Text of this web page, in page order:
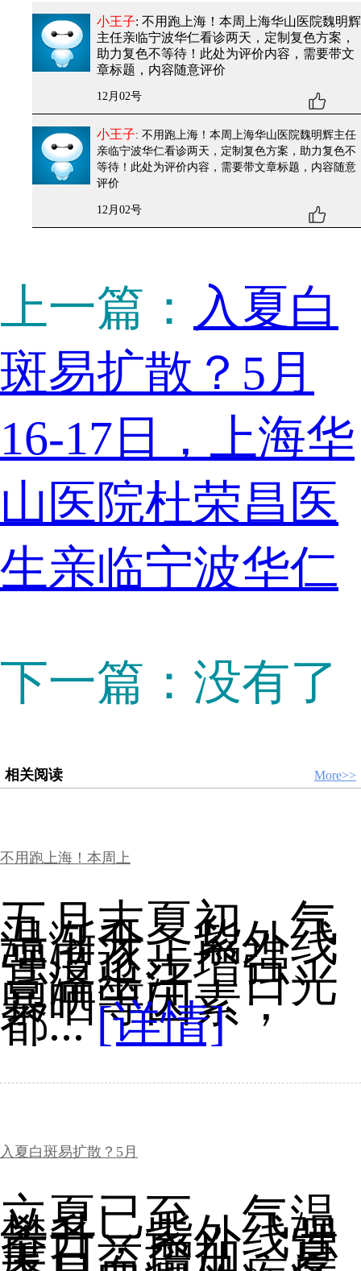
小王子: 不用跑上海！本周上海华山医院魏明辉
主任亲临宁波华仁看诊两天，定制复色方案，
助力复色不等待！ 此处为评价内容，需要带文
章标题，内容随意评价
12月02号
小王子: 不用跑上海！本周上海华山医院魏明辉主任
亲临宁波华仁看诊两天，定制复色方案，助力复色不
等待！ 此处为评价内容，需要带文章标题，内容随意
评价
12月02号
上一篇： 入夏白
斑易扩散？5月
16-17日，上海华
山医院杜荣昌医
生亲临宁波华仁
下一篇：没有了
相关阅读 More>>
不用跑上海！本周上
五月末夏初，气
温渐升，紫外线
强度逐步增强、
高温出汗、日光
暴晒等因素，
都...[详情]
入夏白斑易扩散？5月
立夏已至，气温
攀升，紫外线强
度日益增加。夏